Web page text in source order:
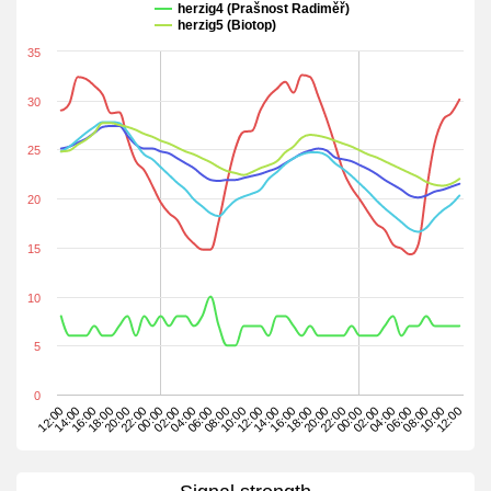
herzig4 (Prašnost Radiměř)
herzig5 (Biotop)
12:0014:0016:0018:0020:0022:0000:0002:0004:0006:0008:0010:0012:0014:0016:0018:0020:0022:0000:0002:0004:0006:0008:0010:0012:00
0
5
10
15
20
25
30
35